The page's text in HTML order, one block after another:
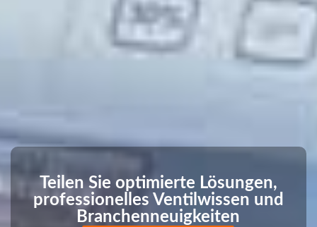
Teilen Sie optimierte Lösungen,
professionelles Ventilwissen und
Branchenneuigkeiten